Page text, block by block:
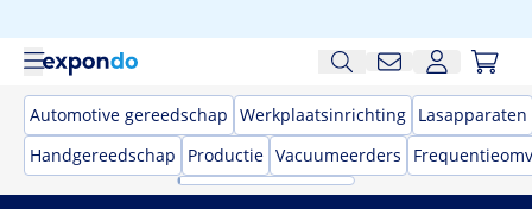
Automotive gereedschap Werkplaatsinrichting Lasapparaten
Handgereedschap
Productie Vacuumeerders